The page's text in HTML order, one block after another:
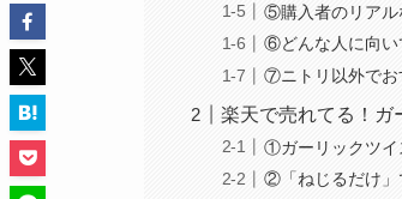
⑤購入者のリアル
⑥どんな人に向い
⑦ニトリ以外でお
楽天で売れてる！ガ
①ガーリックツイ
②「ねじるだけ」